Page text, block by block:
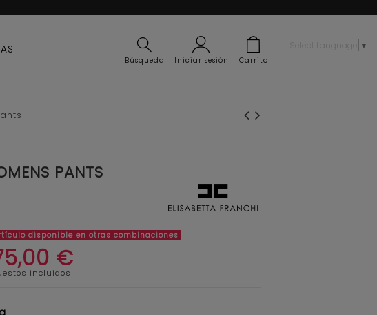
Búsqueda Iniciar sesión Carrito
PANTS
disponible en otras combinaciones
€
incluidos
▼